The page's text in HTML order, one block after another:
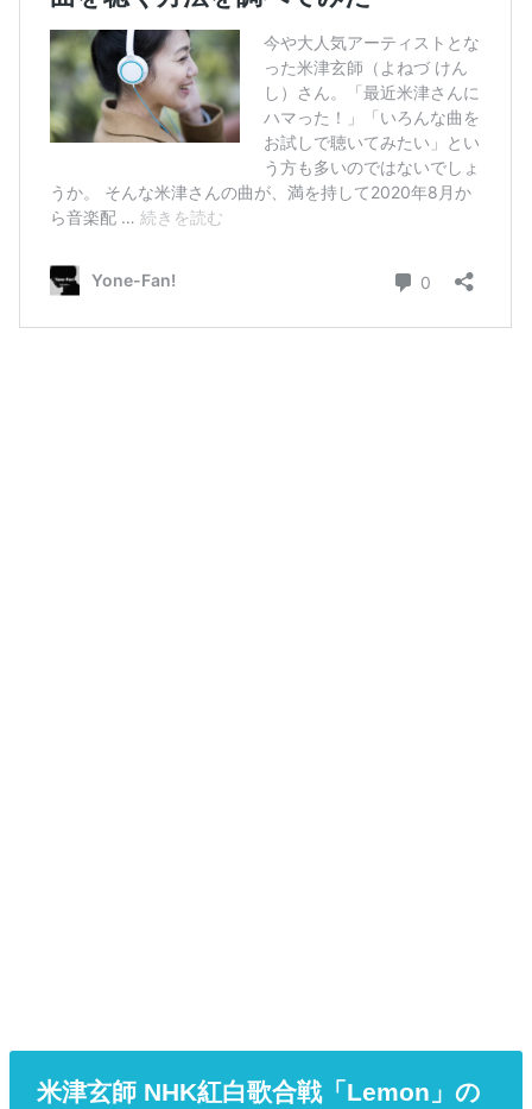
米津玄師 NHK紅白歌合戦「Lemon」の